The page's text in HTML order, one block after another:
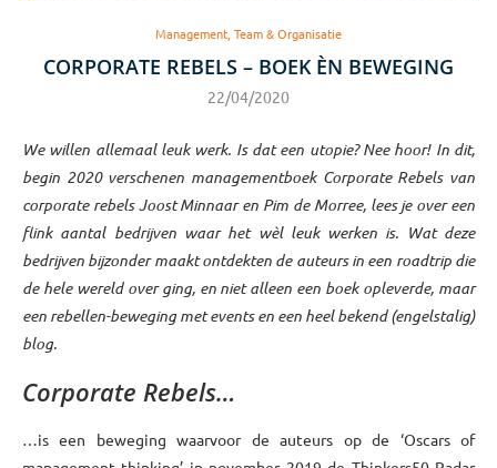
Management, Team & Organisatie
CORPORATE REBELS – BOEK ÈN BEWEGING
22/04/2020
We willen allemaal leuk werk. Is dat een utopie? Nee hoor! In dit,
begin 2020 verschenen managementboek Corporate Rebels van
corporate rebels Joost Minnaar en Pim de Morree, lees je over een
flink aantal bedrijven waar het wèl leuk werken is. Wat deze
bedrijven bijzonder maakt ontdekten de auteurs in een roadtrip die
de hele wereld over ging, en niet alleen een boek opleverde, maar
een rebellen-beweging met events en een heel bekend (engelstalig)
blog.
Corporate Rebels…
…is een beweging waarvoor de auteurs op de ‘Oscars of